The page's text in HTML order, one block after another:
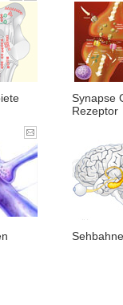
Synapse
Rezeptor